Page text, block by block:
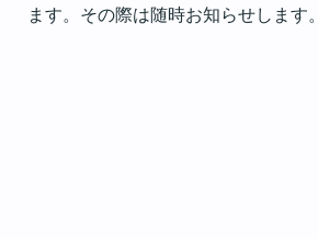
ます。その際は随時お知らせします。